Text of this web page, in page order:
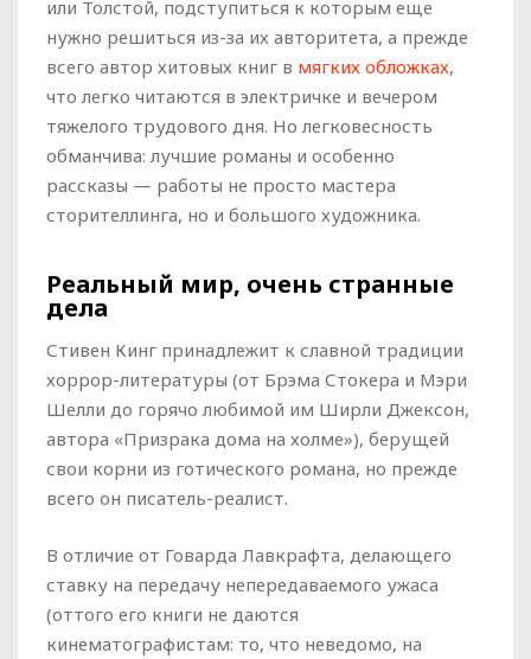
или Толстой, подступиться к которым еще
нужно решиться из-за их авторитета, а прежде
всего автор хитовых книг в мягких обложках,
что легко читаются в электричке и вечером
тяжелого трудового дня. Но легковесность
обманчива: лучшие романы и особенно
рассказы — работы не просто мастера
сторителлинга, но и большого художника.
Реальный мир, очень странные
дела
Стивен Кинг принадлежит к славной традиции
хоррор-литературы (от Брэма Стокера и Мэри
Шелли до горячо любимой им Ширли Джексон,
автора «Призрака дома на холме»), берущей
свои корни из готического романа, но прежде
всего он писатель-реалист.
В отличие от Говарда Лавкрафта, делающего
ставку на передачу непередаваемого ужаса
(оттого его книги не даются
кинематографистам: то, что неведомо, на